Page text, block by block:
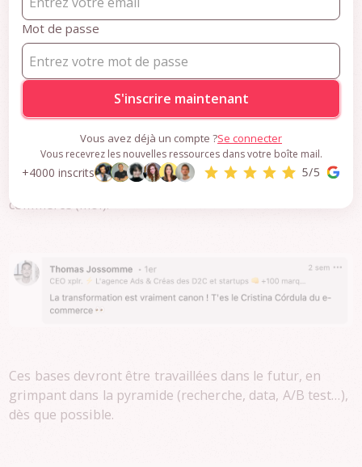
Mot de passe
Vous avez déjà un compte ?Se connecter
Vous recevrez les nouvelles ressources dans votre boîte mail.
+4000 inscrits
CONTENU RÉSERVÉ AUX MEMBRES
PREMIUM
Inscrivez-vous pour accéder
aux ressources premium
S'inscrire maintenant
Voici un exemple simple d’une optimisation basée sur
des bonnes pratiques et sur le Cristina Córdula du e-
commerce (moi).
Ces bases devront être travaillées dans le futur, en
grimpant dans la pyramide (recherche, data, A/B test…),
dès que possible.